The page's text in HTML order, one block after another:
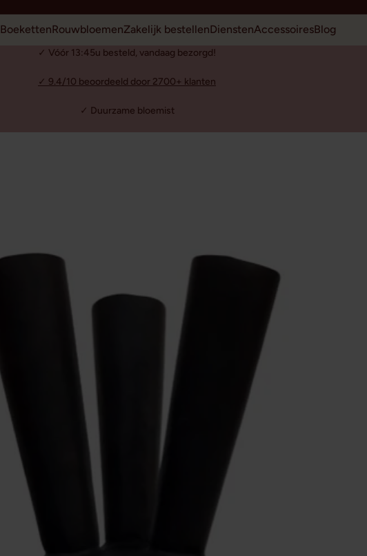
BoekettenRouwbloemenZakelijk bestellenDienstenAccessoiresBlog
✓ Vóór 13:45u besteld, vandaag bezorgd!
✓ 9.4/10 beoordeeld door 2700+ klanten
✓ Duurzame bloemist